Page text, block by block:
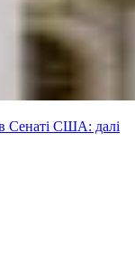
Сенаті США: далі